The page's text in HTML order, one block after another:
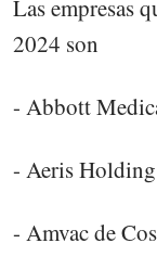
Las empresas
2024 son
- Abbott
- Aeris
- Amvac de